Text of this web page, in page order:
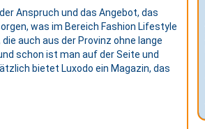
Anspruch und das Angebot, das
was im Bereich Fashion Lifestyle
auch aus der Provinz ohne lange
schon ist man auf der Seite und
bietet Luxodo ein Magazin, das